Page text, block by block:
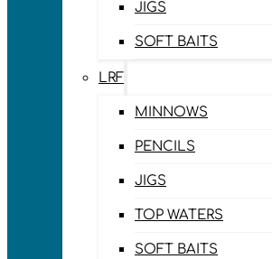
JIGS
SOFT BAITS
LRF
MINNOWS
PENCILS
JIGS
TOP WATERS
SOFT BAITS